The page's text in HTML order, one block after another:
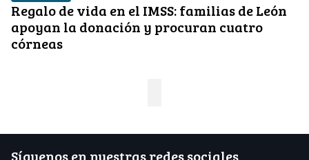
Regalo de vida en el IMSS: familias de León
apoyan la donación y procuran cuatro
córneas
Síguenos en nuestras redes sociales